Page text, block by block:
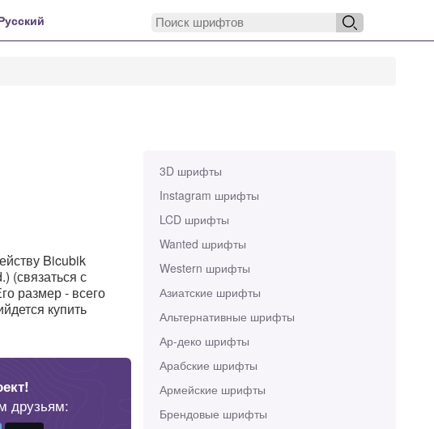
3D шрифты
Instagram шрифты
LCD шрифты
Wanted шрифты
Western шрифты
Азиатские шрифты
Альтернативные шрифты
Ар-деко шрифты
Арабские шрифты
Армейские шрифты
Брендовые шрифты
Bicubik
(связаться с
размер - всего
купить
друзьям: